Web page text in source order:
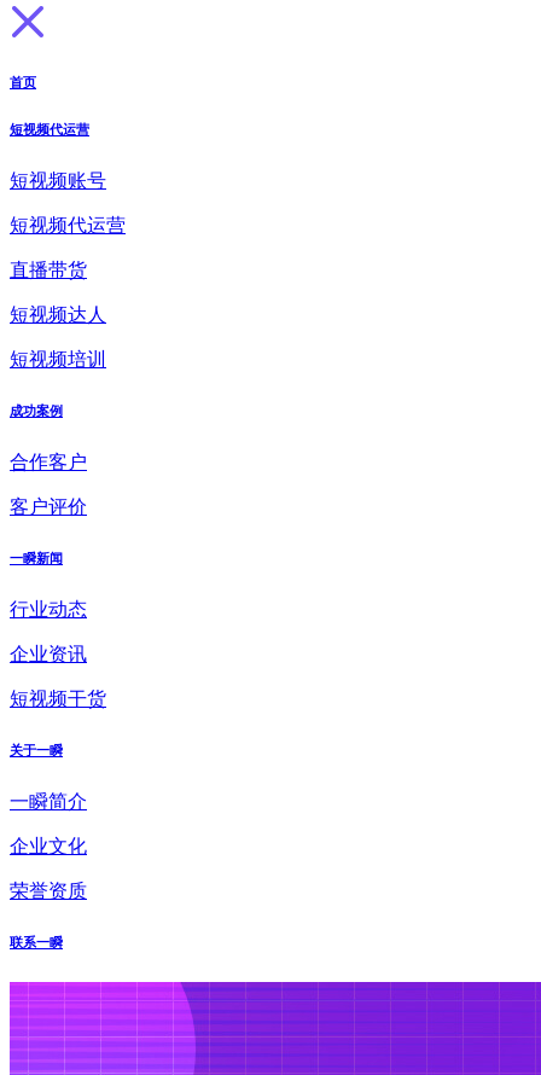
首页
短视频代运营
短视频账号
短视频代运营
直播带货
短视频达人
短视频培训
成功案例
合作客户
客户评价
一瞬新闻
行业动态
企业资讯
短视频干货
关于一瞬
一瞬简介
企业文化
荣誉资质
联系一瞬